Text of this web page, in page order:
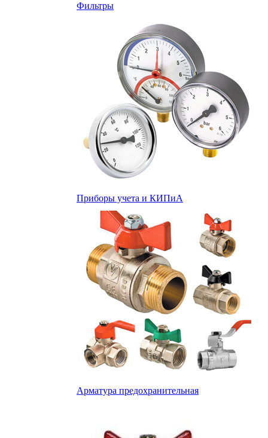
Фильтры
Приборы учета и КИПиА
Арматура предохранительная